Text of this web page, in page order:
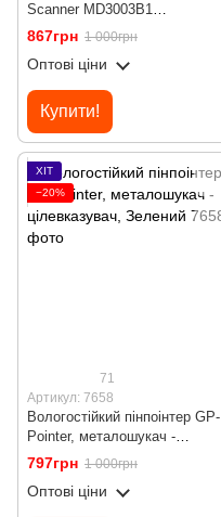
Scanner MD3003B1
доглядових металошукач
867грн 1 000грн
Оптові ціни
Купити!
ХІТ
−20%
71
Артикул: 7658
Вологостійкий пінпоінтер GP-
Pointer, металошукач -
цілевказувач, Зелений
797грн 1 000грн
Оптові ціни